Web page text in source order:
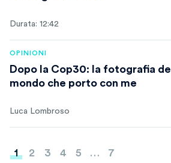
Durata: 12:42
OPINIONI
Dopo la Cop30: la fotografia del
mondo che porto con me
Luca Lombroso
Paginazione
1 2 3 4 5 … 7